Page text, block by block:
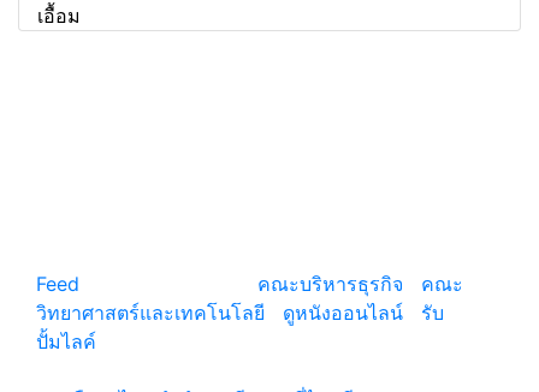
เอื้อม
Feed
คณะบริหารธุรกิจ
คณะ
วิทยาศาสตร์และเทคโนโลยี
ดูหนังออนไลน์
รับ
ปั้มไลค์